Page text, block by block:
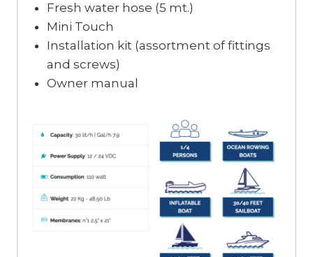
Fresh water hose (5 mt.)
Mini Touch
Installation kit (assortment of fittings
and screws)
Owner manual